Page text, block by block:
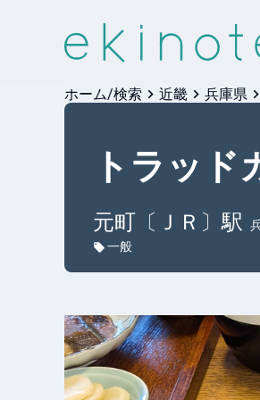
ホーム/検索 近畿 兵庫県
トラッド
元町〔ＪＲ〕駅
一般